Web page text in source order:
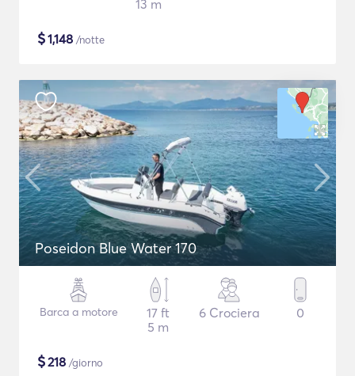
13 m
$1,148 /notte
Poseidon Blue Water 170
Barca a motore
17 ft
5 m
6 Crociera 0
$218 /giorno